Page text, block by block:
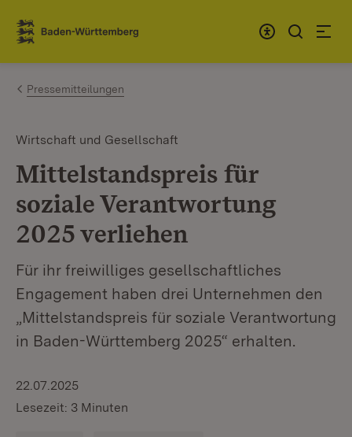
Zum Inhalt springen
Link zur Startseite
Pressemitteilungen
Wirtschaft und Gesellschaft
Mittelstandspreis für
soziale Verantwortung
2025 verliehen
Für ihr freiwilliges gesellschaftliches
Engagement haben drei Unternehmen den
„Mittelstandspreis für soziale Verantwortung
in Baden-Württemberg 2025“ erhalten.
22.07.2025
Lesezeit: 3 Minuten